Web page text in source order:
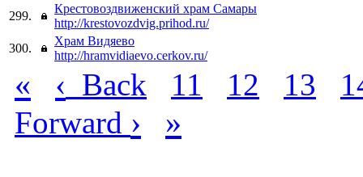
299.
Крестовоздвиженский храм Самары
http://krestovozdvig.prihod.ru/
300.
Храм Видяево
http://hramvidiaevo.cerkov.ru/
« ‹ Back 11 12 13
Forward › »